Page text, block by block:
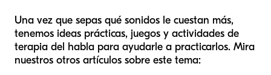
Una vez que sepas qué sonidos le cuestan más,
tenemos ideas prácticas, juegos y actividades de
terapia del habla para ayudarle a practicarlos. Mira
nuestros otros artículos sobre este tema: